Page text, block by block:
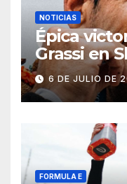
NOTICIAS
Épica
Grassi en
6 DE JULIO DE
FORMULA E